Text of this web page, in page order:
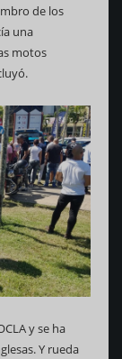
de los
una
motos
y se ha
Y rueda